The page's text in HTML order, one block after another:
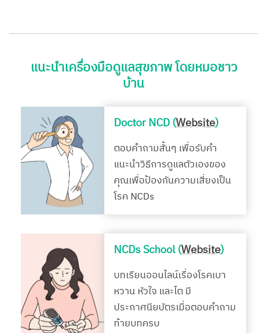
แนะนำเครื่องมือดูแลสุขภาพ โดยหมอชาว
บ้าน
Doctor NCD (Website)
ตอบคำถามสั้นๆ เพื่อรับคำ
แนะนำวิธีการดูแลตัวเองของ
คุณเพื่อป้องกันความเสี่ยงเป็น
โรค NCDs
NCDs School (Website)
บทเรียนออนไลน์เรื่องโรคเบา
หวาน หัวใจ และไต มี
ประกาศนียบัตรเมื่อตอบคำถาม
ท้ายบทครบ